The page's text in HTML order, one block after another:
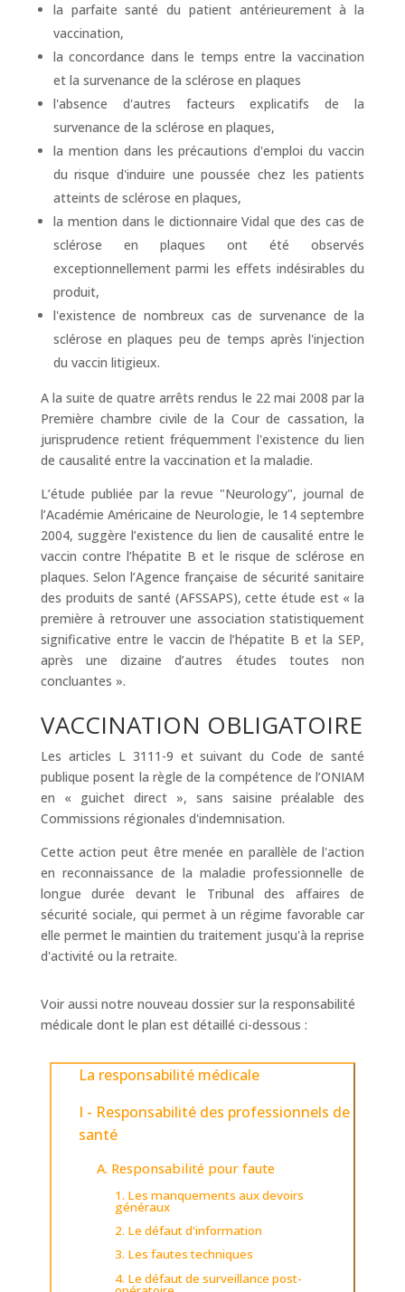
la parfaite santé du patient antérieurement à la
vaccination,
la concordance dans le temps entre la vaccination
et la survenance de la sclérose en plaques
l'absence d'autres facteurs explicatifs de la
survenance de la sclérose en plaques,
la mention dans les précautions d'emploi du vaccin
du risque d'induire une poussée chez les patients
atteints de sclérose en plaques,
la mention dans le dictionnaire Vidal que des cas de
sclérose en plaques ont été observés
exceptionnellement parmi les effets indésirables du
produit,
l'existence de nombreux cas de survenance de la
sclérose en plaques peu de temps après l'injection
du vaccin litigieux.
A la suite de quatre arrêts rendus le 22 mai 2008 par la
Première chambre civile de la Cour de cassation, la
jurisprudence retient fréquemment l'existence du lien
de causalité entre la vaccination et la maladie.
L’étude publiée par la revue "Neurology", journal de
l’Académie Américaine de Neurologie, le 14 septembre
2004, suggère l’existence du lien de causalité entre le
vaccin contre l’hépatite B et le risque de sclérose en
plaques. Selon l’Agence française de sécurité sanitaire
des produits de santé (AFSSAPS), cette étude est « la
première à retrouver une association statistiquement
significative entre le vaccin de l’hépatite B et la SEP,
après une dizaine d’autres études toutes non
concluantes ».
VACCINATION OBLIGATOIRE
Les articles L 3111-9 et suivant du Code de santé
publique posent la règle de la compétence de l’ONIAM
en « guichet direct », sans saisine préalable des
Commissions régionales d'indemnisation.
Cette action peut être menée en parallèle de l'action
en reconnaissance de la maladie professionnelle de
longue durée devant le Tribunal des affaires de
sécurité sociale, qui permet à un régime favorable car
elle permet le maintien du traitement jusqu'à la reprise
d'activité ou la retraite.
Voir aussi notre nouveau dossier sur la responsabilité
médicale dont le plan est détaillé ci-dessous :
La responsabilité médicale
I - Responsabilité des professionnels de
santé
A. Responsabilité pour faute
1. Les manquements aux devoirs
généraux
2. Le défaut d'information
3. Les fautes techniques
4. Le défaut de surveillance post-